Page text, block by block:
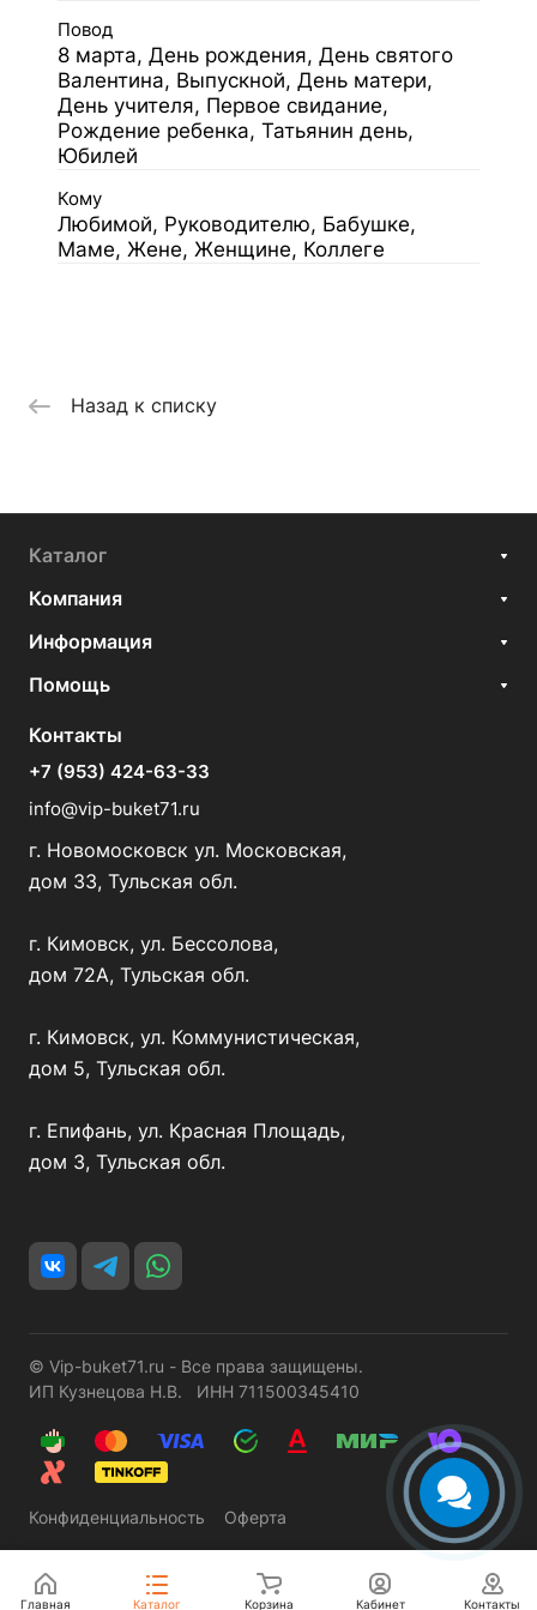
Повод
8 марта, День рождения, День святого
Валентина, Выпускной, День матери,
День учителя, Первое свидание,
Рождение ребенка, Татьянин день,
Юбилей
Кому
Любимой, Руководителю, Бабушке,
Маме, Жене, Женщине, Коллеге
Назад к списку
Каталог
Компания
Информация
Помощь
Контакты
+7 (953) 424-63-33
info@vip-buket71.ru
г. Новомосковск ул. Московская,
дом 33, Тульская обл.
г. Кимовск, ул. Бессолова,
дом 72А, Тульская обл.
г. Кимовск, ул. Коммунистическая,
дом 5, Тульская обл.
г. Епифань, ул. Красная Площадь,
дом 3, Тульская обл.
© Vip-buket71.ru - Все права защищены.
ИП Кузнецова Н.В. ИНН 711500345410
Конфиденциальность Оферта
Главная Каталог Корзина Кабинет Контакты